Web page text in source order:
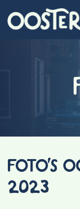
Skip to main
FOTO'S
2023